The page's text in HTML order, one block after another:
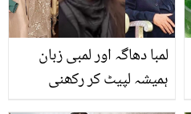
لمبا دھاگہ اور لمبی زبان
ہمیشہ لپیٹ کر رکھنی